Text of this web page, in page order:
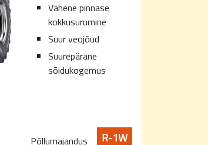
Vähene pinnase
kokkusurumine
Suur veojõud
Suurepärane
sõidukogemus
Põllumajandus R-1W